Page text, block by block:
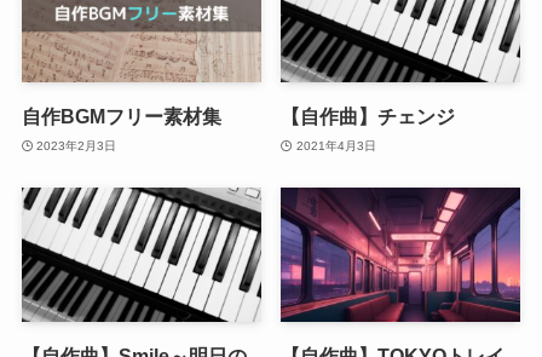
自作BGMフリー素材集
2023年2月3日
【自作曲】チェンジ
2021年4月3日